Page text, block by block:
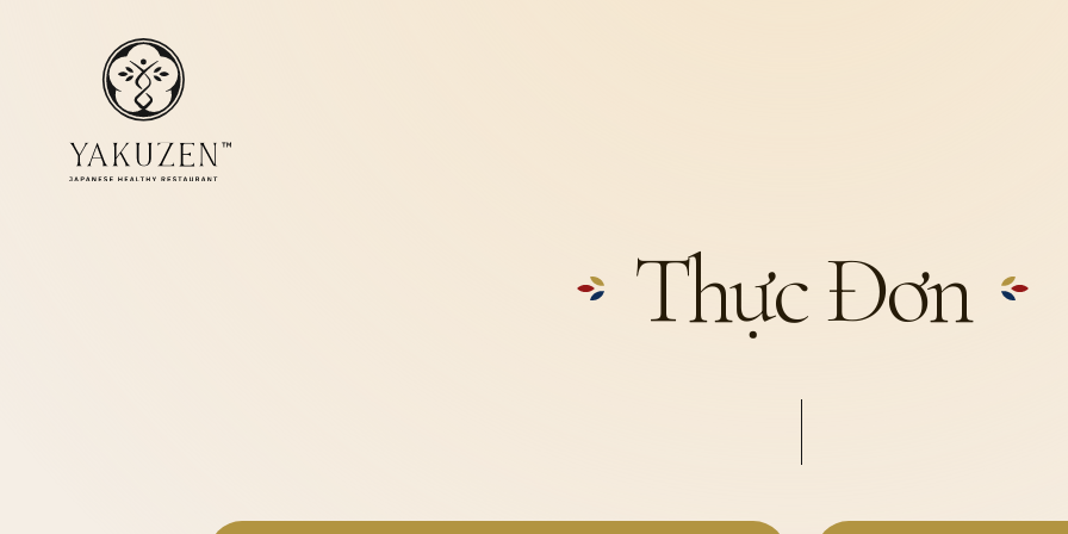
Thực Đơn